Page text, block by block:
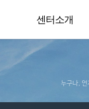
센터소개
누구나, 언